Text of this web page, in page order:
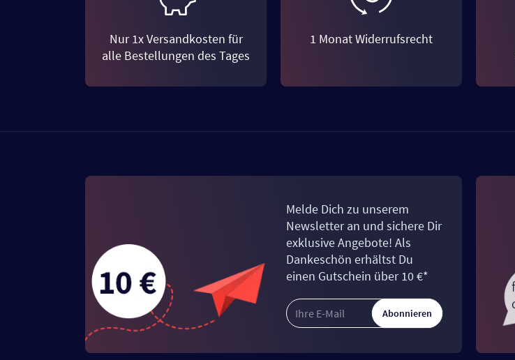
Nur 1x Versandkosten für
alle Bestellungen des Tages
1 Monat Widerrufsrecht
Melde Dich zu unserem
Newsletter an und sichere Dir
exklusive Angebote! Als
Dankeschön erhältst Du
einen Gutschein über 10 €*
Abonnieren